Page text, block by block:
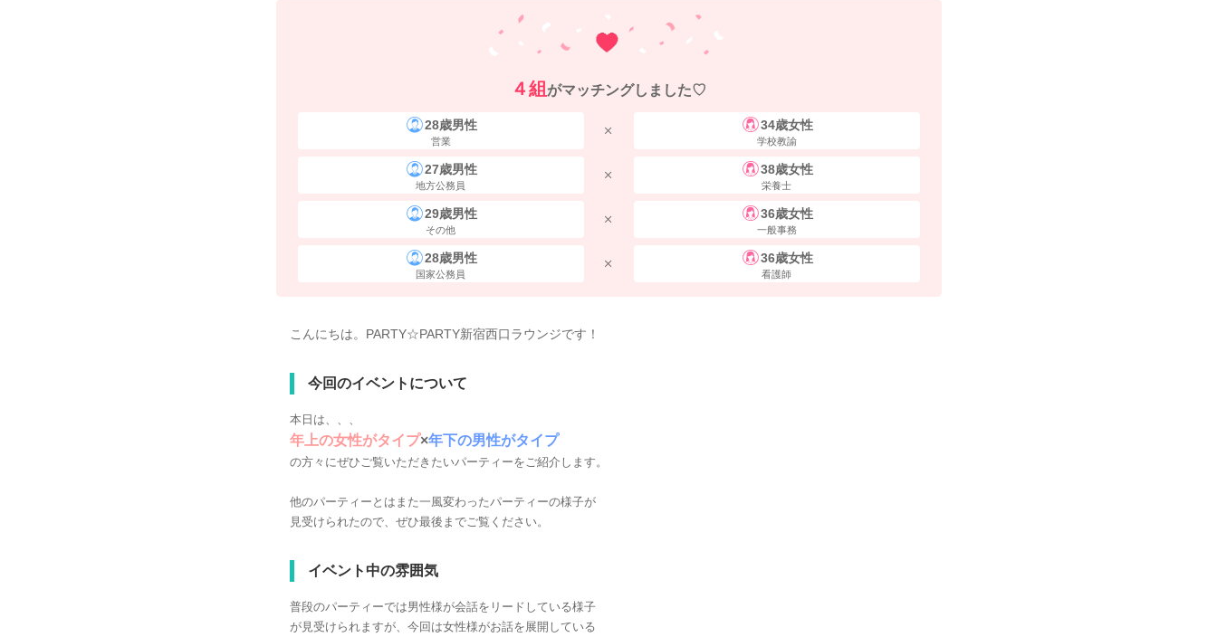
４組 がマッチングしました♡
28歳男性
営業
34歳女性
学校教諭
27歳男性
地方公務員
38歳女性
栄養士
29歳男性
その他
36歳女性
一般事務
28歳男性
国家公務員
36歳女性
看護師
こんにちは。PARTY☆PARTY新宿西口ラウンジです！
今回のイベントについて
本日は、、、
年上の女性がタイプ×年下の男性がタイプ
の方々にぜひご覧いただきたいパーティーをご紹介します。
他のパーティーとはまた一風変わったパーティーの様子が
見受けられたので、ぜひ最後までご覧ください。
イベント中の雰囲気
普段のパーティーでは男性様が会話をリードしている様子
が見受けられますが、今回は女性様がお話を展開している